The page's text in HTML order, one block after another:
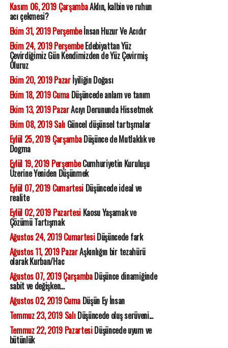
Kasım 06, 2019 ÇarşambaAklın, kalbin ve ruhun
acı çekmesi?
Ekim 31, 2019 Perşembeİnsan Huzur Ve Acıdır
Ekim 24, 2019 PerşembeEdebiyattan Yüz
Çevirdiğimiz Gün Kendimizden de Yüz Çevirmiş
Oluruz
Ekim 20, 2019 Pazarİyiliğin Doğası
Ekim 18, 2019 CumaDüşüncede anlam ve tanım
Ekim 13, 2019 PazarAcıyı Derununda Hissetmek
Ekim 08, 2019 SalıGüncel düşünsel tartışmalar
Eylül 25, 2019 ÇarşambaDüşünce de Mutlaklık ve
Dogma
Eylül 19, 2019 PerşembeCumhuriyetin Kuruluşu
Üzerine Yeniden Düşünmek
Eylül 07, 2019 CumartesiDüşüncede ideal ve
realite
Eylül 02, 2019 PazartesiKaosu Yaşamak ve
Çözümü Tartışmak
Ağustos 24, 2019 CumartesiDüşüncede fark
Ağustos 11, 2019 PazarAşkınlığın bir tezahürü
olarak Kurban/Hac
Ağustos 07, 2019 ÇarşambaDüşünce dinamiğinde
sabit ve değişken...
Ağustos 02, 2019 CumaDüşün Ey İnsan
Temmuz 23, 2019 SalıDüşüncede oluş serüveni...
Temmuz 22, 2019 PazartesiDüşüncede uyum ve
bütünlük